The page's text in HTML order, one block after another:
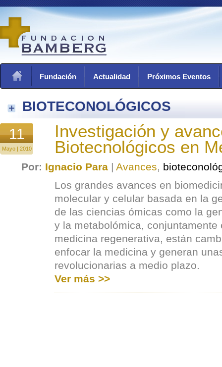
Fundación Actualidad Próximos Eventos
BIOTECONOLÓGICOS
11
Mayo | 2010
Investigación y
Biotecnológicos en
Por: Ignacio Para | Avances,
Los grandes avances en
molecular y celular basada en la
de las ciencias ómicas como la
y la metabolómica, conjuntamente
medicina regenerativa, están
enfocar la medicina y generan
revolucionarias a medio plazo.
Ver más >>